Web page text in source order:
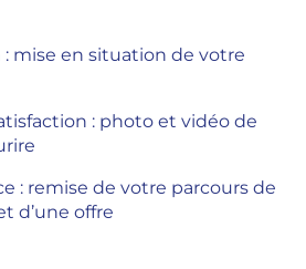
: mise en situation de votre
: photo et vidéo de
: remise de votre parcours de
d’une offre